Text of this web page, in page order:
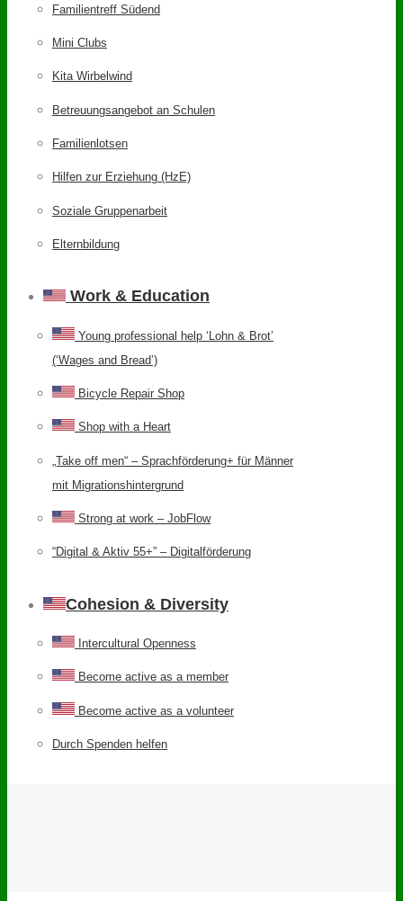
Familientreff Südend
Mini Clubs
Kita Wirbelwind
Betreuungsangebot an Schulen
Familienlotsen
Hilfen zur Erziehung (HzE)
Soziale Gruppenarbeit
Elternbildung
Work & Education
Young professional help ‘Lohn & Brot’
(‘Wages and Bread’)
Bicycle Repair Shop
Shop with a Heart
„Take off men“ – Sprachförderung+ für Männer
mit Migrationshintergrund
Strong at work – JobFlow
“Digital & Aktiv 55+” – Digitalförderung
Cohesion & Diversity
Intercultural Openness
Become active as a member
Become active as a volunteer
Durch Spenden helfen